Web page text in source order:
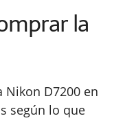
la
Nikon D7200 en
según lo que